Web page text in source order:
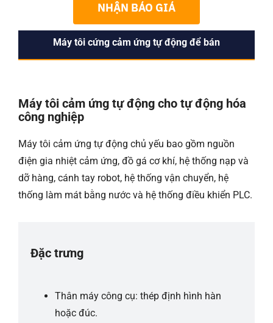
NHẬN BÁO GIÁ
Máy tôi cứng cảm ứng tự động để bán
Máy tôi cảm ứng tự động cho tự động hóa
công nghiệp
Máy tôi cảm ứng tự động chủ yếu bao gồm nguồn
điện gia nhiệt cảm ứng, đồ gá cơ khí, hệ thống nạp và
dỡ hàng, cánh tay robot, hệ thống vận chuyển, hệ
thống làm mát bằng nước và hệ thống điều khiển PLC.
Đặc trưng
Thân máy công cụ: thép định hình hàn
hoặc đúc.